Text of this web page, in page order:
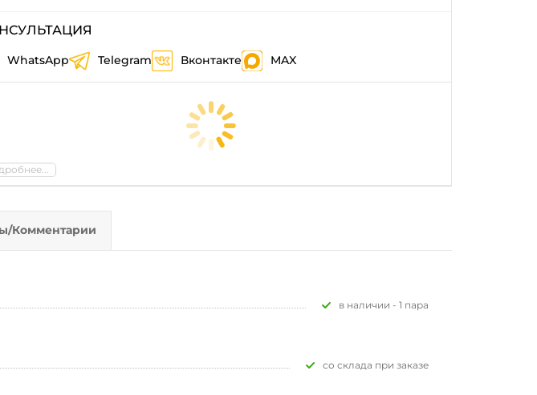
WhatsApp Telegram Вконтакте MAX
Комментарии
В наличии - 1 пара
Со склада при заказе